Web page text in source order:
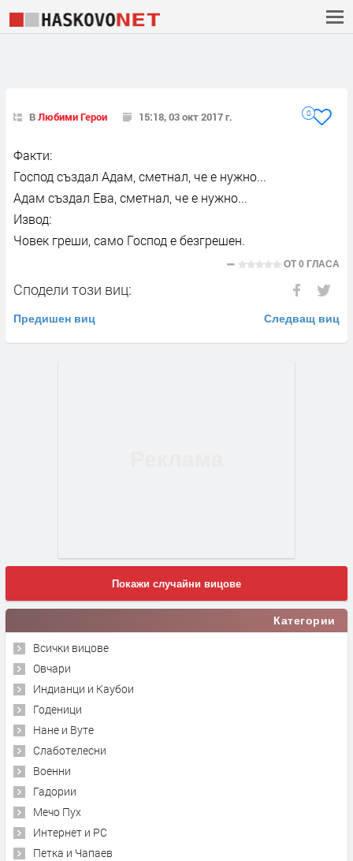
ВЛюбими Герои 15:18, 03 окт 2017 г. 0
Факти:
Господ създал Адам, сметнал, че е нужно...
Адам създал Ева, сметнал, че е нужно...
Извод:
Човек греши, само Господ е безгрешен.
ОТ0 ГЛАСА
Сподели този виц:
Предишен виц Следващ виц
Покажи случайни вицове
Категории
Всички вицове
Овчари
Индианци и Каубои
Годеници
Нане и Вуте
Слаботелесни
Военни
Гадории
Мечо Пух
Интернет и PC
Петка и Чапаев